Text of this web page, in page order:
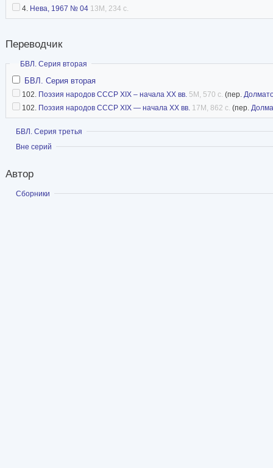
4. Нева, 1967 № 04 13M, 234 с.
Переводчик
Скрыть
БВЛ. Серия вторая
БВЛ. Серия вторая
102. Поэзия народов СССР XIX – начала XX вв. 5M, 570 с. (пер.
102. Поэзия народов СССР XIX — начала XX вв. 17M, 862 с. (пер.
Показать
БВЛ. Серия третья
Показать
Вне серий
Автор
Показать
Сборники